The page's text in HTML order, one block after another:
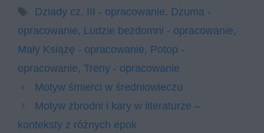
Tagi
Dziady cz. III - opracowanie, Dżuma -
opracowanie, Ludzie bezdomni - opracowanie,
Mały Książę - opracowanie, Potop -
opracowanie, Treny - opracowanie
Motyw śmierci w średniowieczu
Motyw zbrodni i kary w literaturze –
konteksty z różnych epok